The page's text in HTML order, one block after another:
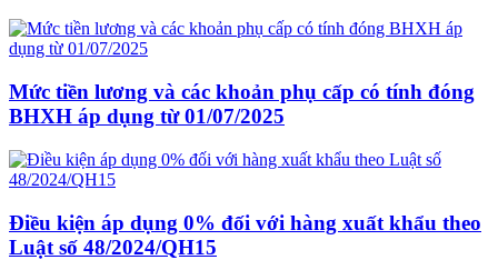
Mức tiền lương và các khoản phụ cấp có tính đóng
BHXH áp dụng từ 01/07/2025
Điều kiện áp dụng 0% đối với hàng xuất khẩu theo
Luật số 48/2024/QH15